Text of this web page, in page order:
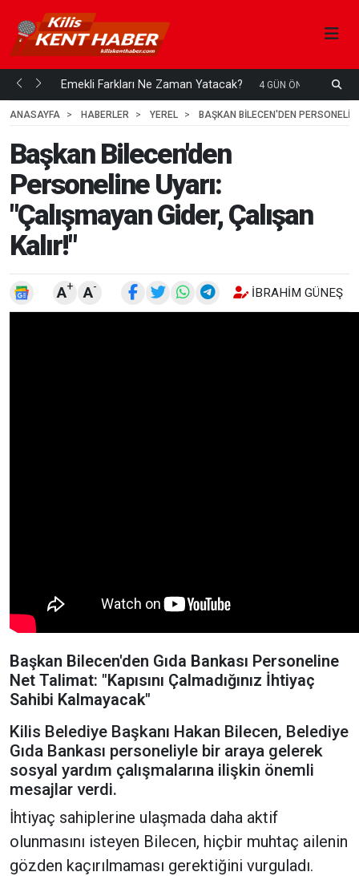
mi... Emekli Farkları Ne Zaman Yatacak? 4 GÜN ÖNCE
ANASAYFA
HABERLER YEREL BAŞKAN BILECEN'DEN
Başkan Bilecen'den
Personeline Uyarı:
"Çalışmayan Gider, Çalışan
Kalır!"
A+ A- İBRAHIM GÜNEŞ
Başkan Bilecen'den Gıda Bankası Personeline
Net Talimat: "Kapısını Çalmadığınız İhtiyaç
Sahibi Kalmayacak"
Kilis Belediye Başkanı Hakan Bilecen, Belediye
Gıda Bankası personeliyle bir araya gelerek
sosyal yardım çalışmalarına ilişkin önemli
mesajlar verdi.
İhtiyaç sahiplerine ulaşmada daha aktif
olunmasını isteyen Bilecen, hiçbir muhtaç ailenin
gözden kaçırılmaması gerektiğini vurguladı.